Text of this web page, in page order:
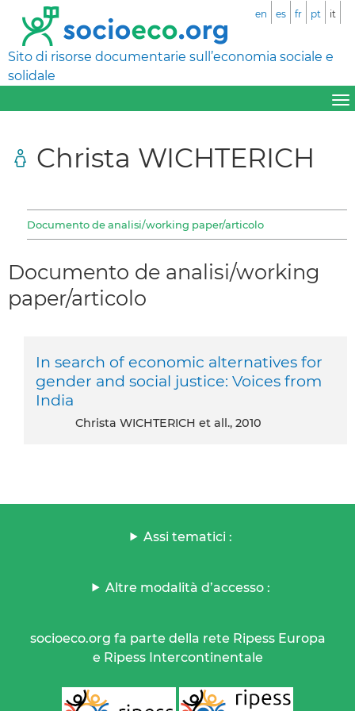
Sito di risorse documentarie sull’economia sociale e
solidale
en es fr pt it
Christa WICHTERICH
Documento de analisi/working paper/articolo
Documento de analisi/working
paper/articolo
In search of economic alternatives for
gender and social justice: Voices from
India
Christa WICHTERICH et all., 2010
Assi tematici :
Altre modalità d’accesso :
socioeco.org fa parte della rete Ripess Europa
e Ripess Intercontinentale